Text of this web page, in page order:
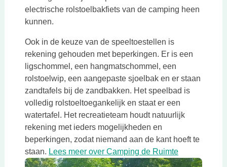
electrische rolstoelbakfiets van de camping heen
kunnen.
Ook in de keuze van de speeltoestellen is
rekening gehouden met beperkingen. Er is een
ligschommel, een hangmatschommel, een
rolstoelwip, een aangepaste sjoelbak en er staan
zandtafels bij de zandbakken. Het speelbad is
volledig rolstoeltoegankelijk en staat er een
watertafel. Het recreatieteam houdt natuurlijk
rekening met ieders mogelijkheden en
beperkingen, zodat niemand aan de kant hoeft te
staan. Lees meer over Camping de RuimteDeze link